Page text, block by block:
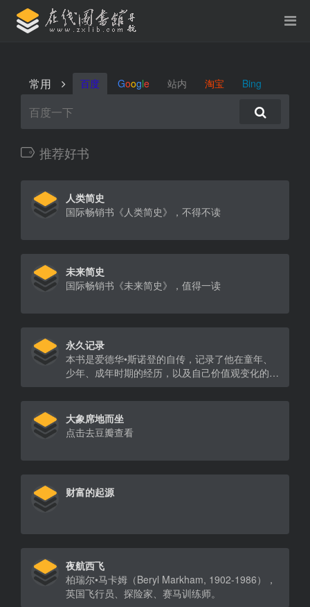
常用 百度 Google 站内 淘宝 Bing
推荐好书
人类简史
国际畅销书《人类简史》，不得不读
未来简史
国际畅销书《未来简史》，值得一读
永久记录
本书是爱德华•斯诺登的自传，记录了他在童年、
少年、成年时期的经历，以及自己价值观变化的全
部过程。
大象席地而坐
点击去豆瓣查看
财富的起源
夜航西飞
柏瑞尔•马卡姆（Beryl Markham, 1902-1986），
英国飞行员、探险家、赛马训练师。